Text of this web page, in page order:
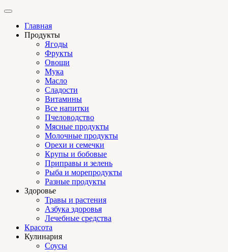
Главная
Продукты
Ягоды
Фрукты
Овощи
Мука
Масло
Сладости
Витамины
Все напитки
Пчеловодство
Мясные продукты
Молочные продукты
Орехи и семечки
Крупы и бобовые
Приправы и зелень
Рыба и морепродукты
Разные продукты
Здоровье
Травы и растения
Азбука здоровья
Лечебные средства
Красота
Кулинария
Соусы